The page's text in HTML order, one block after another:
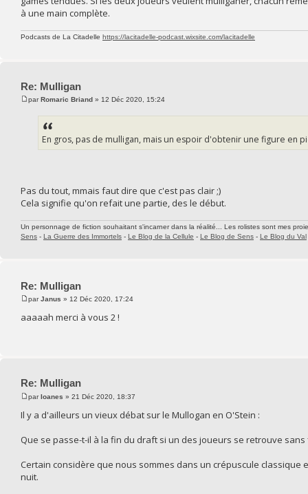
à une main complète.
Podcasts de La Citadelle https://lacitadelle-podcast.wixsite.com/lacitadelle
Re: Mulligan
parRomaric Briand » 12 Déc 2020, 15:24
En gros, pas de mulligan, mais un espoir d'obtenir une figure en
Pas du tout, mmais faut dire que c'est pas clair ;)
Cela signifie qu'on refait une partie, des le début.
Un personnage de fiction souhaitant s'incarner dans la réalité... Les rolistes sont mes
Sens - La Guerre des Immortels - Le Blog de la Cellule - Le Blog de Sens - Le Blog du Val
Re: Mulligan
parJanus » 12 Déc 2020, 17:24
aaaaah merci à vous 2 !
Re: Mulligan
parIoanes » 21 Déc 2020, 18:37
Il y a d'ailleurs un vieux débat sur le Mullogan en O'Stein :
Que se passe-t-il à la fin du draft si un des joueurs se retrouve sans
Certain considère que nous sommes dans un crépuscule
nuit.